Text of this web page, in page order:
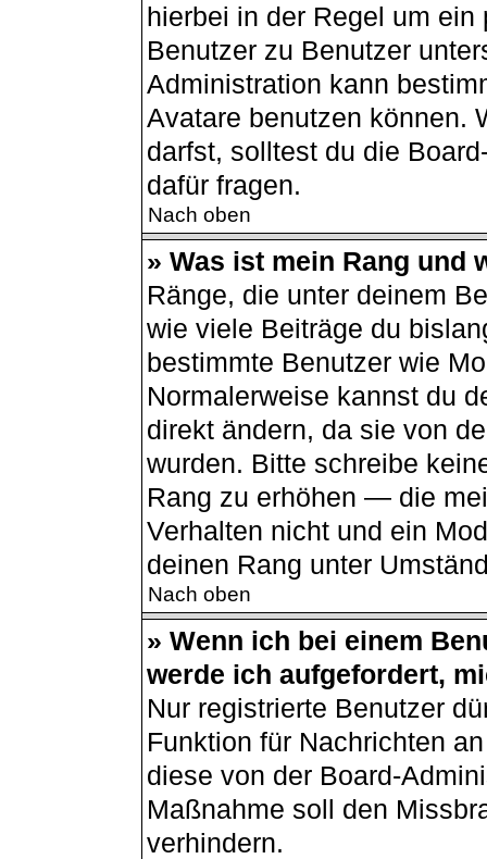
hierbei in der Regel um
Benutzer zu Benutzer
Administration kann
Avatare benutzen können.
darfst, solltest du die
dafür fragen.
Nach oben
» Was ist mein Rang und
Ränge, die unter deinem
wie viele Beiträge du
bestimmte Benutzer wie
Normalerweise kannst du
direkt ändern, da sie von
wurden. Bitte schreibe
Rang zu erhöhen — die
Verhalten nicht und ein
deinen Rang unter
Nach oben
» Wenn ich bei einem
werde ich aufgefordert,
Nur registrierte Benutzer
Funktion für Nachrichten
diese von der Board-
Maßnahme soll den
verhindern.